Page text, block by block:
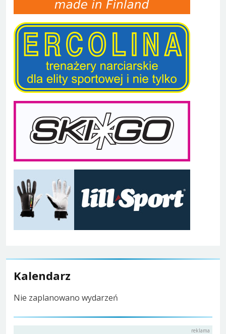
Kalendarz
Nie zaplanowano wydarzeń